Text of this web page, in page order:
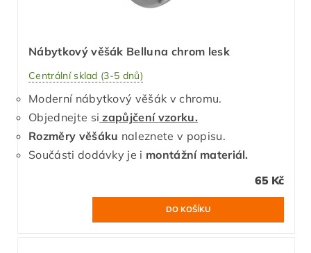
Nábytkový věšák Belluna chrom lesk
Centrální sklad (3-5 dnů)
Moderní nábytkový věšák v chromu.
Objednejte si zapůjčení vzorku.
Rozměry věšáku naleznete v popisu.
Součásti dodávky je i montážní materiál.
65 Kč